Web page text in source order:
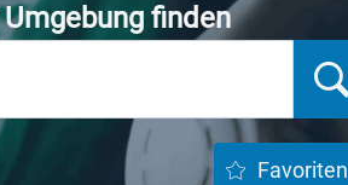
finden
Favoriten